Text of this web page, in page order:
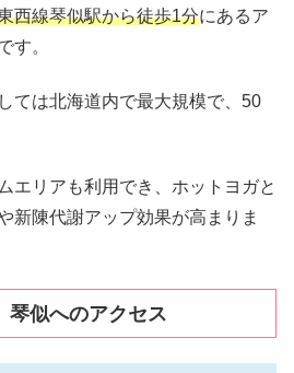
西線琴似駅から徒歩1分にあるア
す。
ては北海道内で最大規模で、50
エリアも利用でき、ホットヨガと
新陳代謝アップ効果が高まりま
琴似へのアクセス